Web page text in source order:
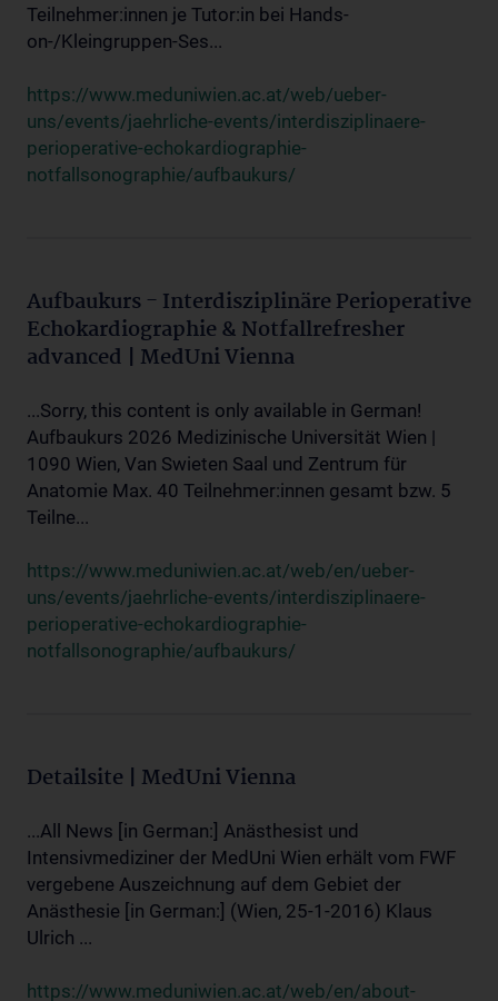
Teilnehmer:innen je Tutor:in bei Hands-
on-/Kleingruppen-Ses...
https://www.meduniwien.ac.at/web/ueber-
uns/events/jaehrliche-events/interdisziplinaere-
perioperative-echokardiographie-
notfallsonographie/aufbaukurs/
Aufbaukurs - Interdisziplinäre Perioperative
Echokardiographie & Notfallrefresher
advanced | MedUni Vienna
...Sorry, this content is only available in German!
Aufbaukurs 2026 Medizinische Universität Wien |
1090 Wien, Van Swieten Saal und Zentrum für
Anatomie Max. 40 Teilnehmer:innen gesamt bzw. 5
Teilne...
https://www.meduniwien.ac.at/web/en/ueber-
uns/events/jaehrliche-events/interdisziplinaere-
perioperative-echokardiographie-
notfallsonographie/aufbaukurs/
Detailsite | MedUni Vienna
...All News [in German:] Anästhesist und
Intensivmediziner der MedUni Wien erhält vom FWF
vergebene Auszeichnung auf dem Gebiet der
Anästhesie [in German:] (Wien, 25-1-2016) Klaus
Ulrich ...
https://www.meduniwien.ac.at/web/en/about-